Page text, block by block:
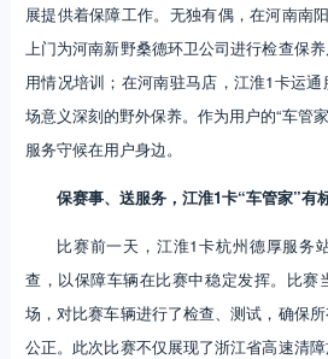
展提供着保障工作。无独有偶，在河南南
上门为河南新野桑德环卫公司进行检查保
用情况培训；在河南驻马店，江淮1卡运
场意义深刻的野外保养。作为用户的“车管
服务守候在用户身边。
保赛事、送服务，江淮1卡“车管家”有
比赛前一天，江淮1卡杭州德厚服务
查，以保障车辆在比赛中稳定发挥。比赛
场，对比赛车辆进行了检查、测试，确保
公正。此次比赛不仅展现了浙江省高速清